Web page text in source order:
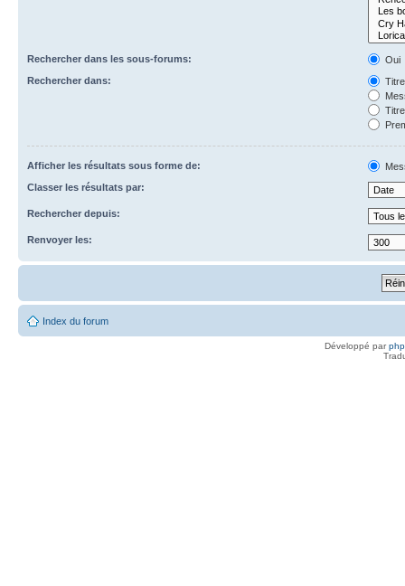
Rechercher dans les sous-forums:
Oui
Rechercher dans:
Afficher les résultats sous forme de:
Classer les résultats par:
Rechercher depuis:
Renvoyer les:
Index du forum
Développé par